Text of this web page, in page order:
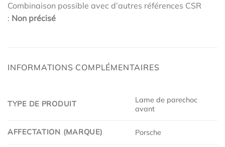
Combinaison possible avec d’autres références CSR
: Non précisé
INFORMATIONS COMPLÉMENTAIRES
TYPE DE PRODUIT
Lame de parechoc
avant
AFFECTATION (MARQUE) Porsche